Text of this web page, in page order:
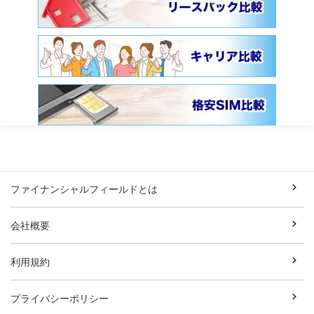
ファイナンシャルフィールドとは
会社概要
利用規約
プライバシーポリシー